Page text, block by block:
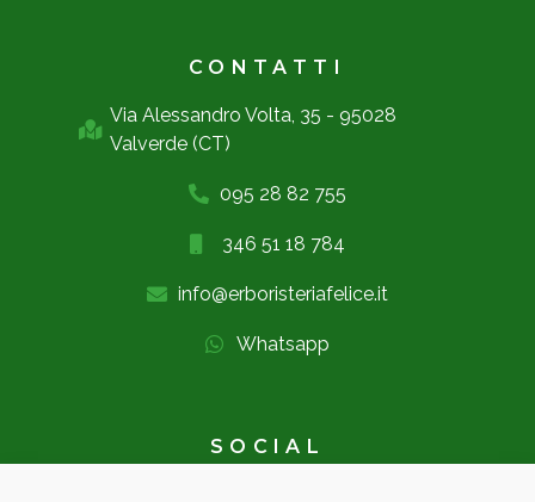
CONTATTI
Via Alessandro Volta, 35 - 95028
Valverde (CT)
095 28 82 755
346 51 18 784
info@erboristeriafelice.it
Whatsapp
SOCIAL